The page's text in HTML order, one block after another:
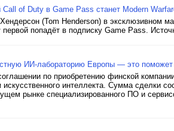
of Duty в Game Pass станет Modern
(Tom Henderson) в эксклюзивном
первой попадёт в подписку Game Pass.
ИИ-лабораторию Европы — это поможет
по приобретению финской
интеллекта. Сумма сделки
рынке специализированного ПО и